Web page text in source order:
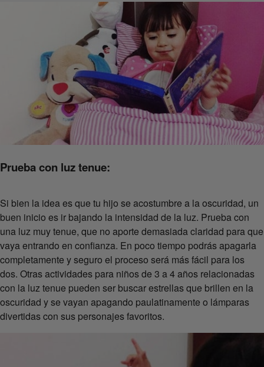
Prueba con luz tenue:
Si bien la idea es que tu hijo se acostumbre a la oscuridad, un
buen inicio es ir bajando la intensidad de la luz. Prueba con
una luz muy tenue, que no aporte demasiada claridad para que
vaya entrando en confianza. En poco tiempo podrás apagarla
completamente y seguro el proceso será más fácil para los
dos. Otras actividades para niños de 3 a 4 años relacionadas
con la luz tenue pueden ser buscar estrellas que brillen en la
oscuridad y se vayan apagando paulatinamente o lámparas
divertidas con sus personajes favoritos.